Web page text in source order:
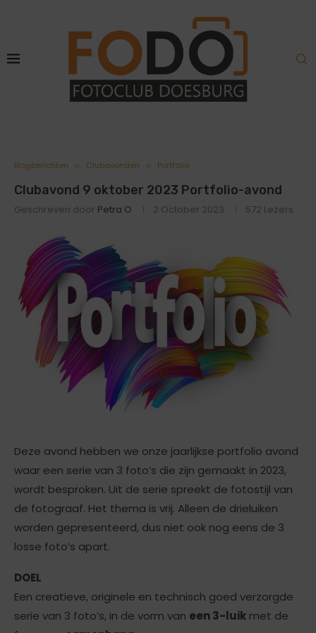
Blogberichten Clubavonden Portfolio
Clubavond 9 oktober 2023 Portfolio-avond
Geschreven door Petra O 2 October 2023 572 Lezers
Deze avond hebben we onze jaarlijkse portfolio avond
waar een serie van 3 foto’s die zijn gemaakt in 2023,
wordt besproken. Uit de serie spreekt de fotostijl van
de fotograaf. Het thema is vrij. Alleen de drieluiken
worden gepresenteerd, dus niet ook nog eens de 3
losse foto’s apart.
DOEL
Een creatieve, originele en technisch goed verzorgde
serie van 3 foto’s, in de vorm van een 3-luik met de